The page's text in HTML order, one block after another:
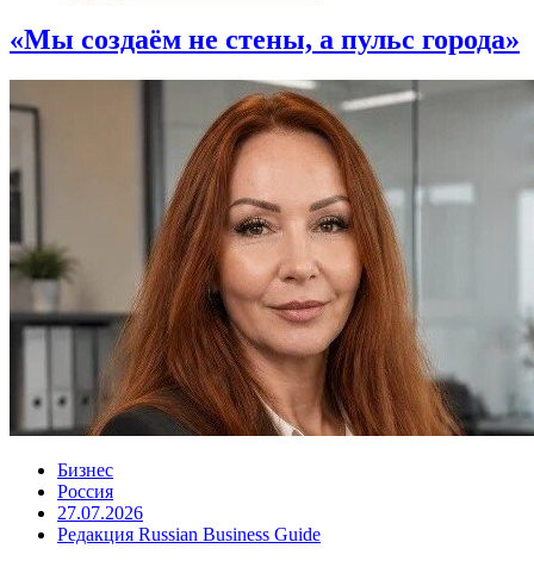
«Мы создаём не стены, а пульс города»
Бизнес
Россия
27.07.2026
Редакция Russian Business Guide